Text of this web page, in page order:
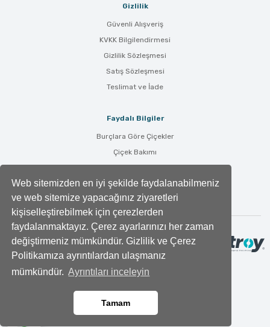
Web sitemizden en iyi şekilde faydalanabilmeniz
ve web sitemize yapacağınız ziyaretleri
kişiselleştirebilmek için çerezlerden
faydalanmaktayız. Çerez ayarlarınızı her zaman
değiştirmeniz mümkündür. Gizlilik ve Çerez
Politikamıza ayrıntılardan ulaşmanız
mümkündür. Ayrıntıları inceleyin
Tamam
Gizlilik
Güvenli Alışveriş
KVKK Bilgilendirmesi
Gizlilik Sözleşmesi
Satış Sözleşmesi
Teslimat ve İade
Faydalı Bilgiler
Burçlara Göre Çiçekler
Çiçek Bakımı
Çiçek Anlamları
Tüm Blog Yazıları